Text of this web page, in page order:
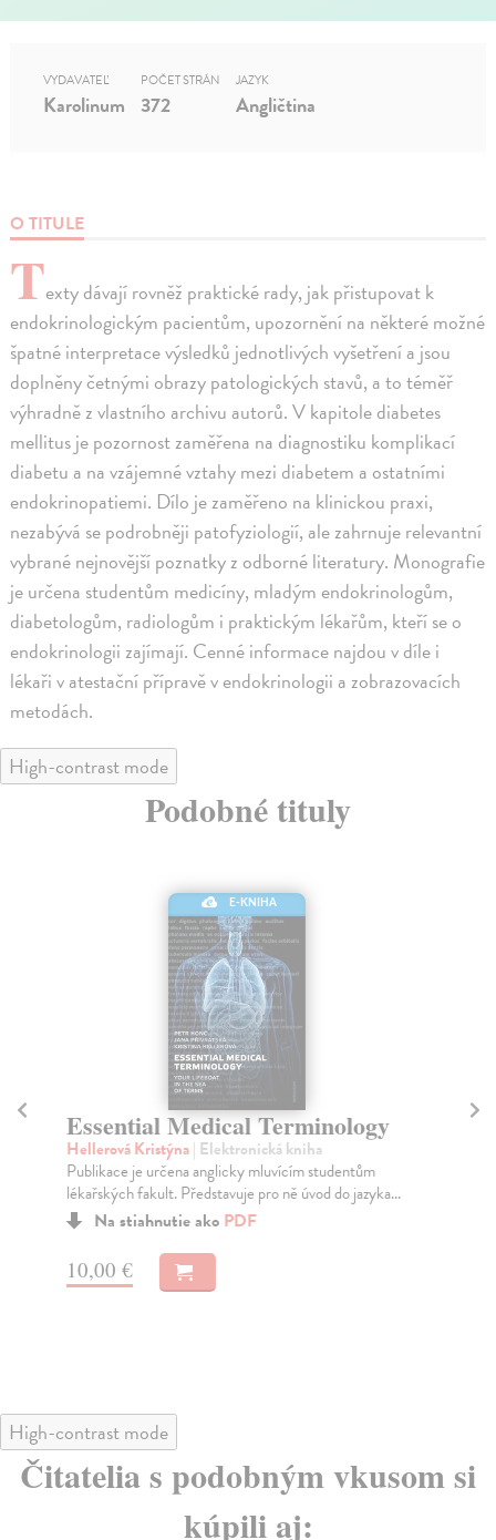
O TITULE
Texty dávají rovněž praktické rady, jak přistupovat k
endokrinologickým pacientům, upozornění na některé možné
špatné interpretace výsledků jednotlivých vyšetření a jsou
doplněny četnými obrazy patologických stavů, a to téměř
výhradně z vlastního archivu autorů. V kapitole diabetes
mellitus je pozornost zaměřena na diagnostiku komplikací
diabetu a na vzájemné vztahy mezi diabetem a ostatními
endokrinopatiemi. Dílo je zaměřeno na klinickou praxi,
nezabývá se podrobněji patofyziologií, ale zahrnuje relevantní
vybrané nejnovější poznatky z odborné literatury. Monografie
je určena studentům medicíny, mladým endokrinologům,
diabetologům, radiologům i praktickým lékařům, kteří se o
endokrinologii zajímají. Cenné informace najdou v díle i
lékaři v atestační přípravě v endokrinologii a zobrazovacích
metodách.
VYDAVATEĽ
Karolinum
POČET STRÁN
372
JAZYK
Angličtina
High-contrast mode
Podobné tituly
Challenges of mass methanol
poisoning outbreaks
Zacharov Sergej| Elektronická kniha
Tato monografie shrnuje poučení z české hromadné
otravy metanolem se 137 případy a více než 50 úmrtí...
10,00 €
High-contrast mode
Čitatelia s podobným vkusom si
kúpili aj: